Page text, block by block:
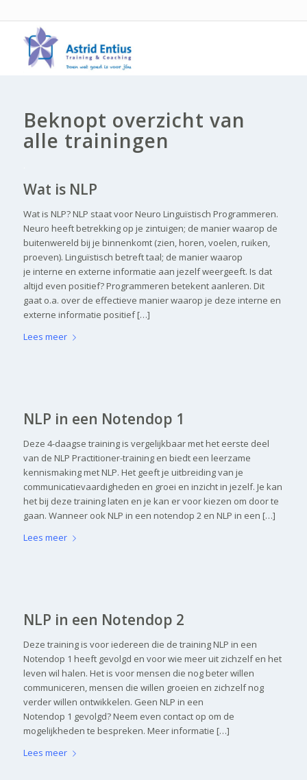
Beknopt overzicht van
alle trainingen
Wat is NLP
Wat is NLP? NLP staat voor Neuro Linguïstisch Programmeren.
Neuro heeft betrekking op je zintuigen; de manier waarop de
buitenwereld bij je binnenkomt (zien, horen, voelen, ruiken,
proeven). Linguïstisch betreft taal; de manier waarop
je interne en externe informatie aan jezelf weergeeft. Is dat
altijd even positief? Programmeren betekent aanleren. Dit
gaat o.a. over de effectieve manier waarop je deze interne en
externe informatie positief […]
Lees meer
NLP in een Notendop 1
Deze 4-daagse training is vergelijkbaar met het eerste deel
van de NLP Practitioner-training en biedt een leerzame
kennismaking met NLP. Het geeft je uitbreiding van je
communicatievaardigheden en groei en inzicht in jezelf. Je kan
het bij deze training laten en je kan er voor kiezen om door te
gaan. Wanneer ook NLP in een notendop 2 en NLP in een […]
Lees meer
NLP in een Notendop 2
Deze training is voor iedereen die de training NLP in een
Notendop 1 heeft gevolgd en voor wie meer uit zichzelf en het
leven wil halen. Het is voor mensen die nog beter willen
communiceren, mensen die willen groeien en zichzelf nog
verder willen ontwikkelen. Geen NLP in een
Notendop 1 gevolgd? Neem even contact op om de
mogelijkheden te bespreken. Meer informatie […]
Lees meer